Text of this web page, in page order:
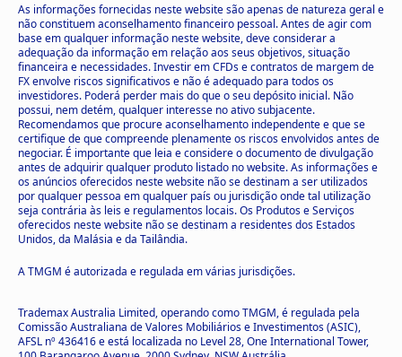
As informações fornecidas neste website são apenas de natureza geral e
não constituem aconselhamento financeiro pessoal. Antes de agir com
base em qualquer informação neste website, deve considerar a
adequação da informação em relação aos seus objetivos, situação
financeira e necessidades. Investir em CFDs e contratos de margem de
FX envolve riscos significativos e não é adequado para todos os
investidores. Poderá perder mais do que o seu depósito inicial. Não
possui, nem detém, qualquer interesse no ativo subjacente.
Recomendamos que procure aconselhamento independente e que se
certifique de que compreende plenamente os riscos envolvidos antes de
negociar. É importante que leia e considere o documento de divulgação
antes de adquirir qualquer produto listado no website. As informações e
os anúncios oferecidos neste website não se destinam a ser utilizados
por qualquer pessoa em qualquer país ou jurisdição onde tal utilização
seja contrária às leis e regulamentos locais. Os Produtos e Serviços
oferecidos neste website não se destinam a residentes dos Estados
Unidos, da Malásia e da Tailândia.
A TMGM é autorizada e regulada em várias jurisdições.
Trademax Australia Limited, operando como TMGM, é regulada pela
Comissão Australiana de Valores Mobiliários e Investimentos (ASIC),
AFSL nº 436416 e está localizada no Level 28, One International Tower,